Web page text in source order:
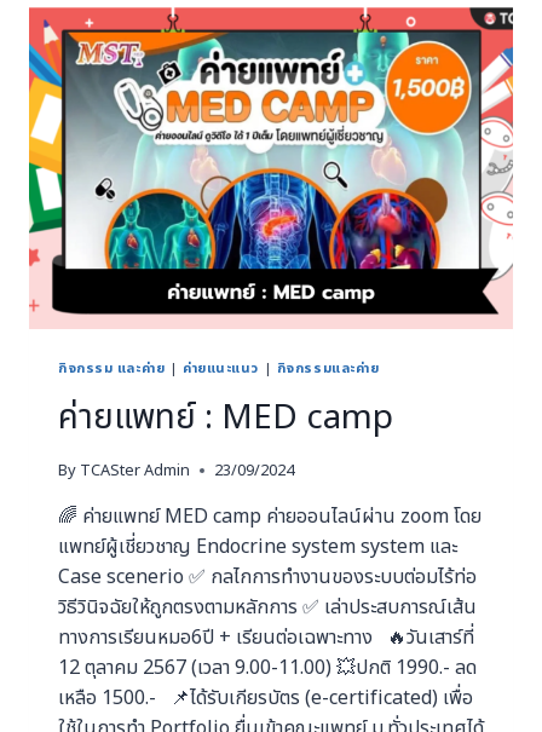
กิจกรรม และค่าย | ค่ายแนะแนว | กิจกรรมและค่าย
ค่ายแพทย์ : MED camp
By TCASter Admin 23/09/2024
🌈 ค่ายแพทย์ MED camp ค่ายออนไลน์ผ่าน zoom โดย
แพทย์ผู้เชี่ยวชาญ Endocrine system system และ
Case scenerio ✅ กลไกการทำงานของระบบต่อมไร้ท่อ
วิธีวินิจฉัยให้ถูกตรงตามหลักการ ✅ เล่าประสบการณ์เส้น
ทางการเรียนหมอ6ปี + เรียนต่อเฉพาะทาง 🔥วันเสาร์ที่
12 ตุลาคม 2567 (เวลา 9.00-11.00) 💥ปกติ 1990.- ลด
เหลือ 1500.- 📌ได้รับเกียรบัตร (e-certificated) เพื่อ